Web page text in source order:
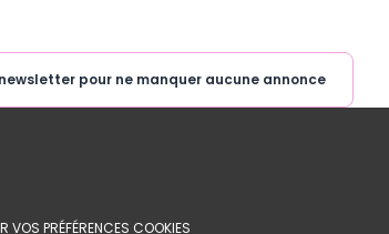
pour ne manquer aucune annonce
VOS PRÉFÉRENCES COOKIES